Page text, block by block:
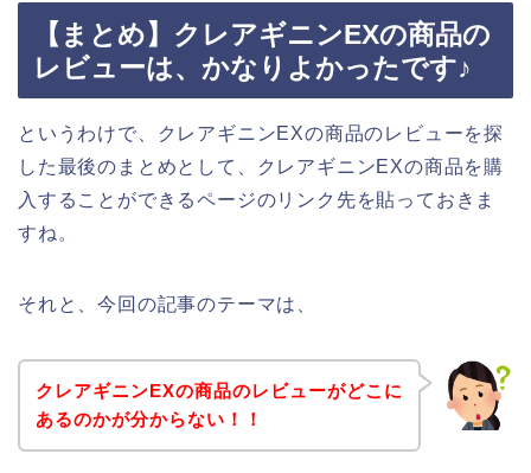
【まとめ】クレアギニンEXの商品の
レビューは、かなりよかったです♪
というわけで、クレアギニンEXの商品のレビューを探
した最後のまとめとして、クレアギニンEXの商品を購
入することができるページのリンク先を貼っておきま
すね。
それと、今回の記事のテーマは、
クレアギニンEXの商品のレビューがどこに
あるのかが分からない！！